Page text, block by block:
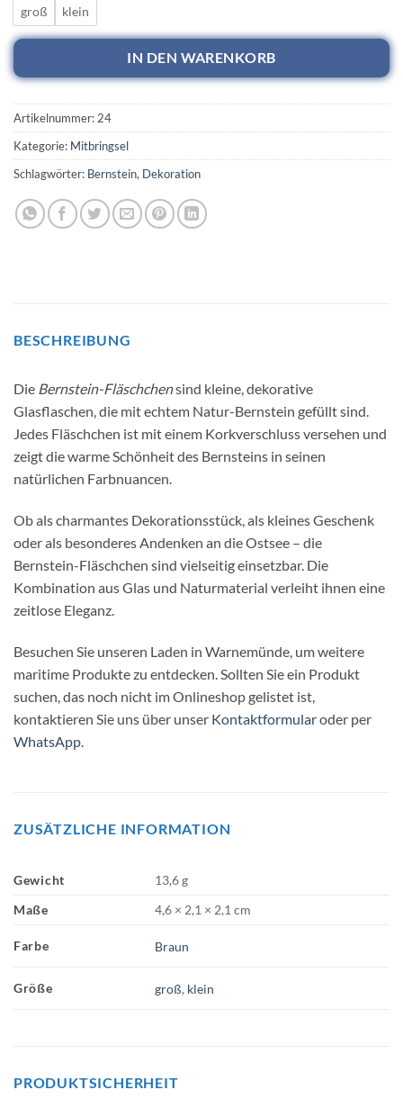
groß klein
IN DEN WARENKORB
Artikelnummer: 24
Kategorie: Mitbringsel
Schlagwörter: Bernstein, Dekoration
BESCHREIBUNG
Die Bernstein-Fläschchensind kleine, dekorative
Glasflaschen, die mit echtem Natur-Bernstein gefüllt sind.
Jedes Fläschchen ist mit einem Korkverschluss versehen und
zeigt die warme Schönheit des Bernsteins in seinen
natürlichen Farbnuancen.
Ob als charmantes Dekorationsstück, als kleines Geschenk
oder als besonderes Andenken an die Ostsee – die
Bernstein-Fläschchen sind vielseitig einsetzbar. Die
Kombination aus Glas und Naturmaterial verleiht ihnen eine
zeitlose Eleganz.
Besuchen Sie unseren Laden in Warnemünde, um weitere
maritime Produkte zu entdecken. Sollten Sie ein Produkt
suchen, das noch nicht im Onlineshop gelistet ist,
kontaktieren Sie uns über unser Kontaktformularoder per
WhatsApp
ZUSÄTZLICHE INFORMATION
Gewicht
13,6 g
Maße
4,6 × 2,1 × 2,1 cm
Farbe Braun
Größe groß, klein
PRODUKTSICHERHEIT